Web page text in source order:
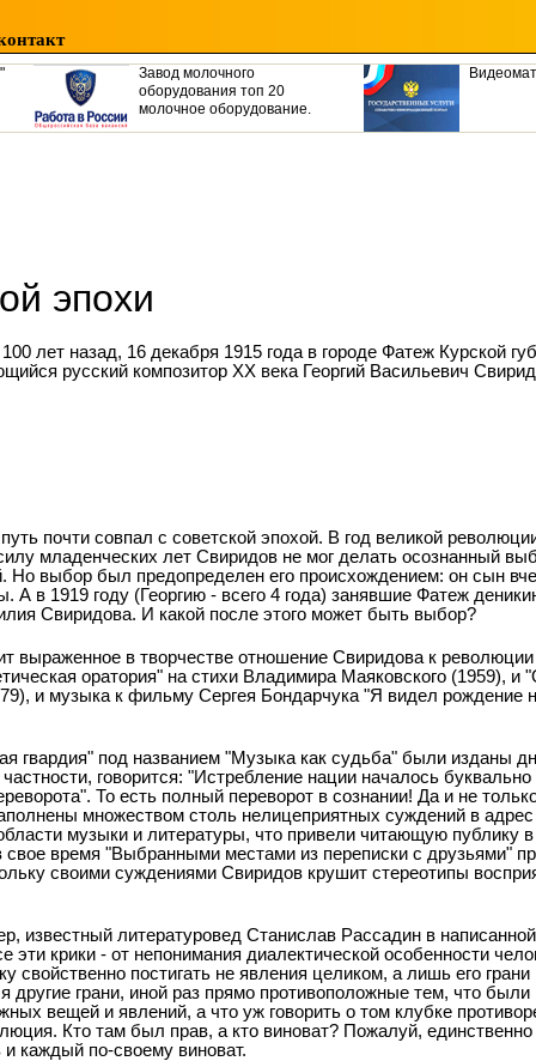
Завод молочного
оборудования топ 20
молочное оборудование.
эпохи
лет назад, 16 декабря 1915 года в городе Фатеж Курской
русский композитор ХХ века Георгий Васильевич
почти совпал с советской эпохой. В год великой
младенческих лет Свиридов не мог делать осознанный
Но выбор был предопределен его происхождением: он сын
А в 1919 году (Георгию - всего 4 года) занявшие Фатеж
Свиридова. И какой после этого может быть выбор?
выраженное в творчестве отношение Свиридова к революции
оратория" на стихи Владимира Маяковского (1959), и
и музыка к фильму Сергея Бондарчука "Я видел рождение
гвардия" под названием "Музыка как судьба" были изданы
говорится: "Истребление нации началось
То есть полный переворот в сознании! Да и не
множеством столь нелицеприятных суждений в
музыки и литературы, что привели читающую публику
время "Выбранными местами из переписки с друзьями"
своими суждениями Свиридов крушит стереотипы
известный литературовед Станислав Рассадин в
эти крики - от непонимания диалектической особенности
свойственно постигать не явления целиком, а лишь его
другие грани, иной раз прямо противоположные тем, что
вещей и явлений, а что уж говорить о том клубке
Кто там был прав, а кто виноват? Пожалуй,
каждый по-своему виноват.